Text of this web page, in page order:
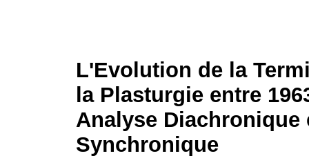
L'Evolution de la
la Plasturgie entre
Analyse Diachronique
Synchronique